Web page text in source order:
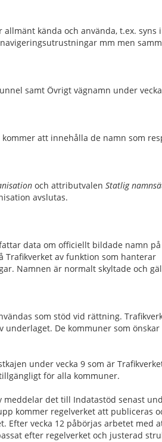
kända och använda, t.ex. syns
mm men
samt Övrigt vägnamn under
kommer att innehålla de namn som
och attributvalenStatlig
avslutas.
data om officiellt bildade namn
Trafikverket av funktion som hanterar
Namnen är normalt skyltade och
som stöd vid rättning.
De kommuner som
under vecka 9 som är
för alla kommuner.
det till Indatastöd senast
kommer regelverket att publiceras
Efter vecka 12 påbörjas arbetet med
efter regelverket och justerad